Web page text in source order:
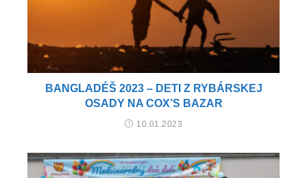
BANGLADÉŠ 2023 – DETI Z RYBÁRSKEJ
OSADY NA COX’S BAZAR
10.01.2023